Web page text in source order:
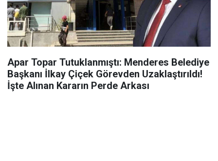
Apar Topar Tutuklanmıştı: Menderes Belediye
Başkanı İlkay Çiçek Görevden Uzaklaştırıldı!
İşte Alınan Kararın Perde Arkası